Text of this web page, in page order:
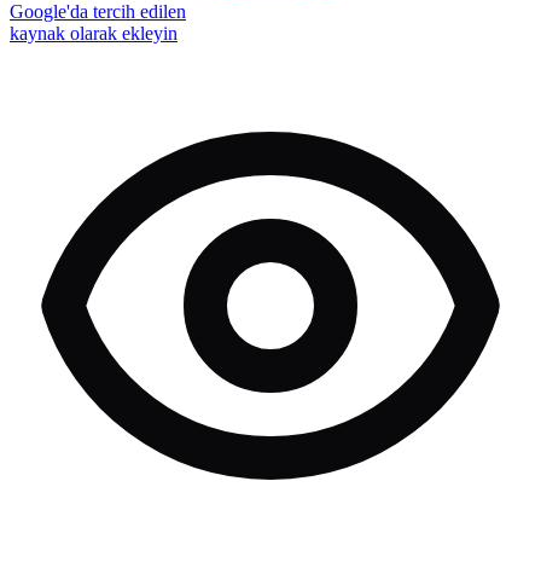
Google'da tercih edilen
kaynak olarak ekleyin